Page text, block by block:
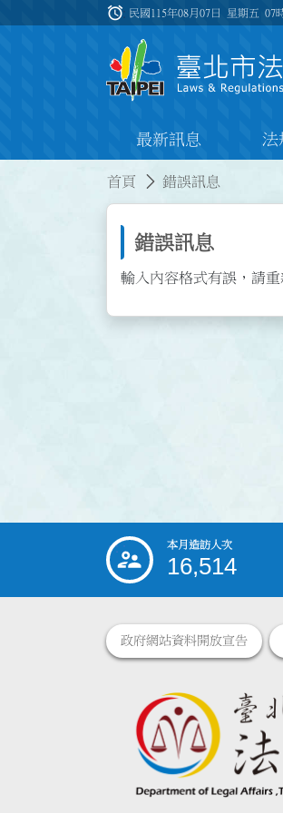
:::
alarm 民國115年08月07日 星期五07
最新訊息 法
首頁 錯誤訊息
錯誤訊息
輸入內容格式有誤，請重
::: 本月造訪人次
16,514
政府網站資料開放宣告